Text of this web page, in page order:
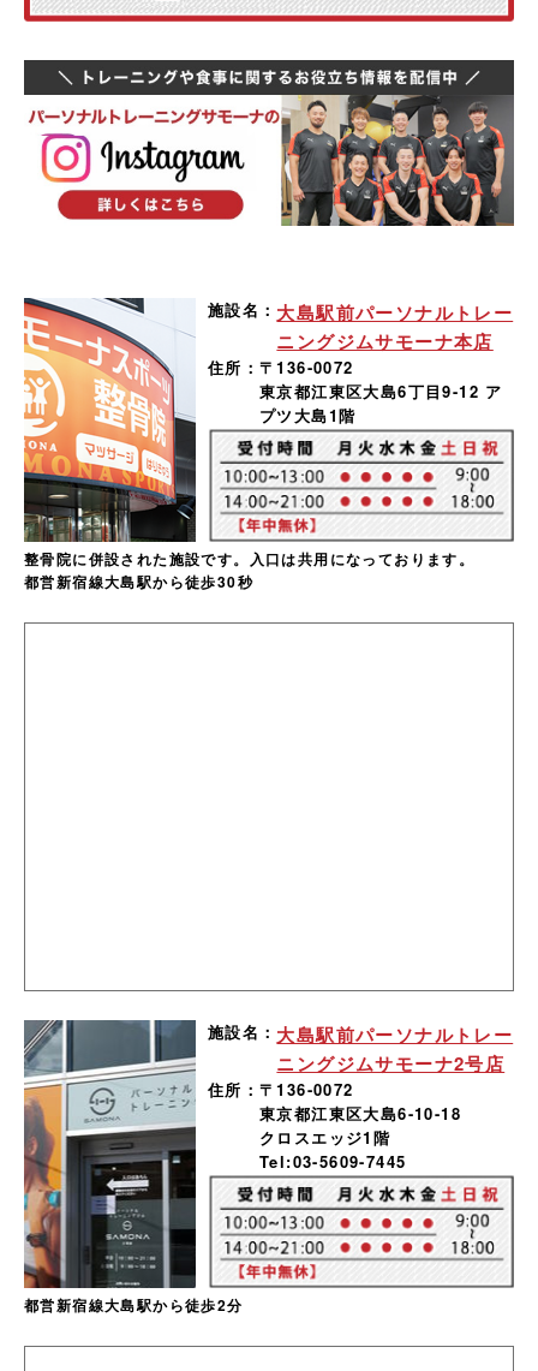
施設名： 大島駅前パーソナルトレー
ニングジムサモーナ本店
住所： 〒136-0072
東京都江東区大島6丁目9-12 ア
プツ大島1階
整骨院に併設された施設です。入口は共用になっております。
都営新宿線大島駅から徒歩30秒
施設名： 大島駅前パーソナルトレー
ニングジムサモーナ2号店
住所： 〒136-0072
東京都江東区大島6-10-18
クロスエッジ1階
Tel:03-5609-7445
都営新宿線大島駅から徒歩2分